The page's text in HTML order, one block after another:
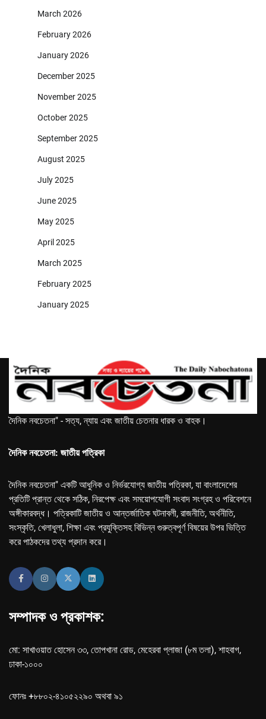
March 2026
February 2026
January 2026
December 2025
November 2025
October 2025
September 2025
August 2025
July 2025
June 2025
May 2025
April 2025
March 2025
February 2025
January 2025
দৈনিক নবচেতনা" - সত্য, ন্যায় এবং জাতীয় চেতনার ধারক ও বাহক।
দৈনিক নবচেতনা: জাতীয় পত্রিকা
দৈনিক নবচেতনা" একটি আধুনিক ও নির্ভরযোগ্য জাতীয় পত্রিকা, যা বাংলাদেশের
প্রতিটি প্রান্ত থেকে সঠিক, নিরপেক্ষ এবং সময়োপযোগী সংবাদ সংগ্রহ ও পরিবেশনে
অঙ্গীকারবদ্ধ। পত্রিকাটি জাতীয় ও আন্তর্জাতিক ঘটনাবলী, রাজনীতি, অর্থনীতি,
সংস্কৃতি, খেলাধুলা, শিক্ষা এবং প্রযুক্তিসহ বিভিন্ন গুরুত্বপূর্ণ বিষয়ের উপর ভিত্তি
করে পাঠকদের তথ্য প্রদান করে।
সম্পাদক ও প্রকাশক:
মো: সাখাওয়াত হোসেন ৩৩, তোপখানা রোড, মেহেরবা প্লাজা (৮ম তলা), শাহবাগ,
ঢাকা-১০০০
ফোনঃ +৮৮০২-৪১০৫২২৯০ অথবা ৯১